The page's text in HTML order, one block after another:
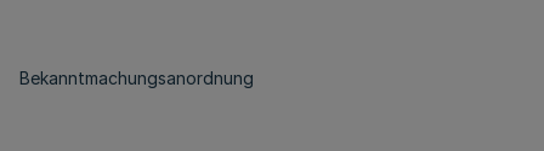
Bekanntmachungsanordnung